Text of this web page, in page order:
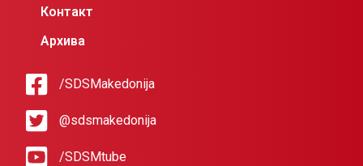
Контакт
Архива
/SDSMakedonija
@sdsmakedonija
/SDSMtube